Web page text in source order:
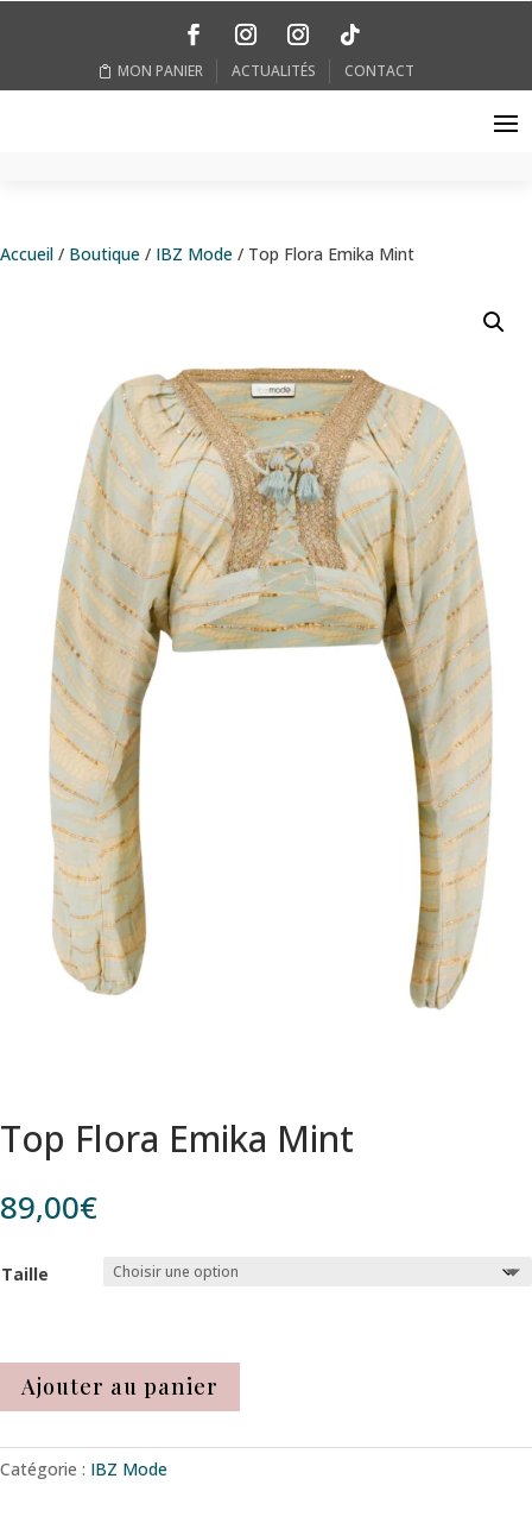
MON PANIER ACTUALITÉS CONTACT
Accueil / Boutique / IBZ Mode / Top Flora Emika Mint
Top Flora Emika Mint
89,00€
Taille
Ajouter au panier
Catégorie : IBZ Mode